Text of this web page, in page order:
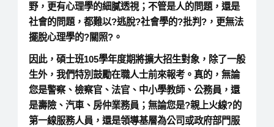
野，更有心理學的細膩透視；不管是人的問題，還是
社會的問題，都難以?逃脫?社會學的?批判?，更無法
擺脫心理學的?關照?。
因此，碩士班105學年度期將擴大招生對象，除了一般
生外，我們特別鼓勵在職人士前來報考。真的，無論
您是警察、檢察官、法官、中小學教師、公務員，還
是壽險、汽車、房仲業務員；無論您是?親上火線?的
第一線服務人員，還是領導基層為公司或政府部門服